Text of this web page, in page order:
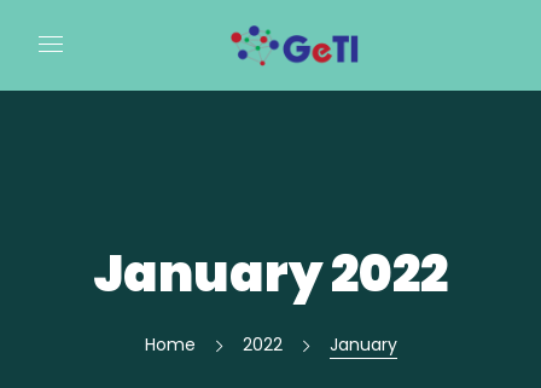
January 2022
Home 2022 January